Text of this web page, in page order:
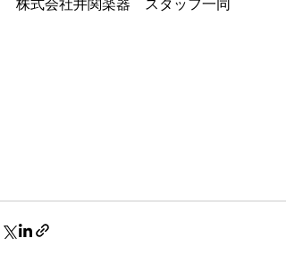
株式会社井関楽器　スタッフ一同